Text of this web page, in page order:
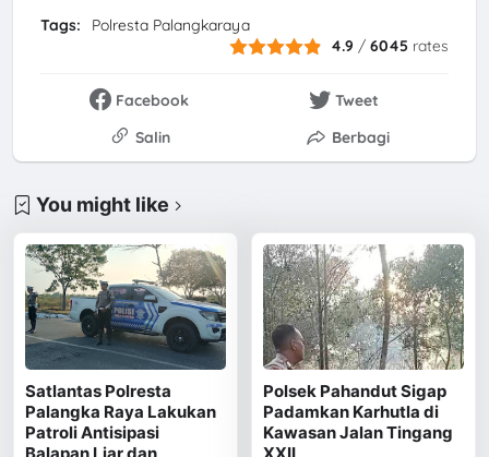
Tags:
Polresta Palangkaraya
4.9 /6045 rates
Facebook
Tweet
Salin
Berbagi
You might like
Satlantas Polresta
Palangka Raya Lakukan
Patroli Antisipasi
Polsek Pahandut Sigap
Padamkan Karhutla di
Kawasan Jalan Tingang